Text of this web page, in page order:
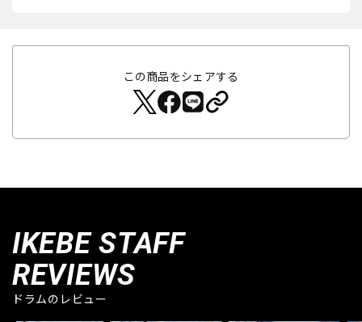
この商品をシェアする
IKEBE STAFF
REVIEWS
ドラムのレビュー